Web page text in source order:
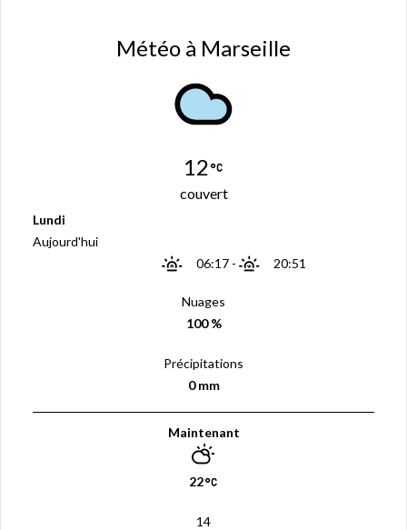
Météo à Marseille
12
couvert
Lundi
Aujourd'hui
06:17- 20:51
Nuages
100 %
Précipitations
0 mm
Maintenant
22
14